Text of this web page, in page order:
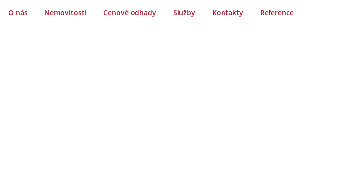
O nás Nemovitosti Cenové odhady Služby Kontakty Reference